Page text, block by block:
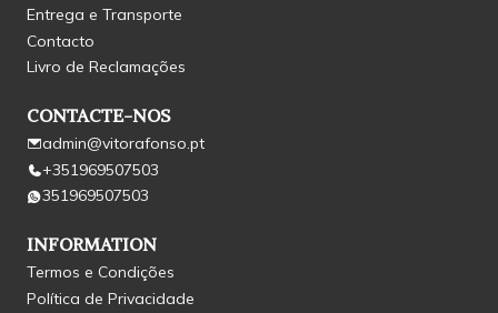
Entrega e Transporte
Contacto
Livro de Reclamações
CONTACTE-NOS
admin@vitorafonso.pt
+351969507503
351969507503
INFORMATION
Termos e Condições
Política de Privacidade